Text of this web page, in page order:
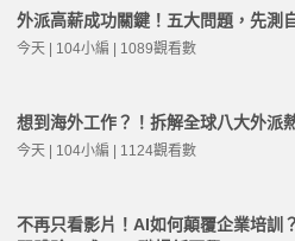
外派高薪成功關鍵！五大問題，先測
今天 | 104小編 | 1089觀看數
想到海外工作？！拆解全球八大外派
今天 | 104小編 | 1124觀看數
不再只看影片！AI如何顛覆企業培訓